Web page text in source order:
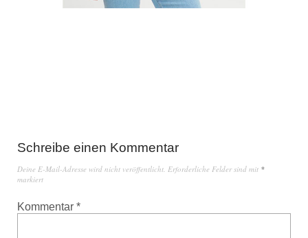
Schreibe einen Kommentar
Deine E-Mail-Adresse wird nicht veröffentlicht. Erforderliche Felder sind mit *
markiert
Kommentar *